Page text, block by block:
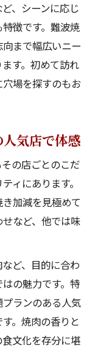
肉時間
な焼肉時間
の人気店の魅
なんばの人気
ランキング上
気店で体験
方
人気店が最適
の選び方
気店の特徴
ばの人気店活
店が断然おす
、シーンに応じ
徴です。難波焼
まで幅広いニー
す。初めて訪れ
場を探すのもお
気店で体感
の店ごとのこだ
ィにあります。
加減を見極めて
など、他では味
ど、目的に合わ
の魅力です。特
ランのある人気
。焼肉の香りと
文化を存分に堪